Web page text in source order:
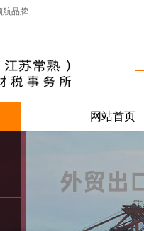
航品牌
网站首页